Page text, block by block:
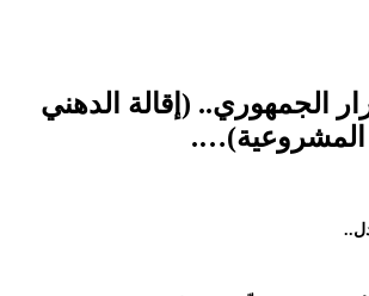
الجمهوري.. (إقالة الدهني
المشروعية)….